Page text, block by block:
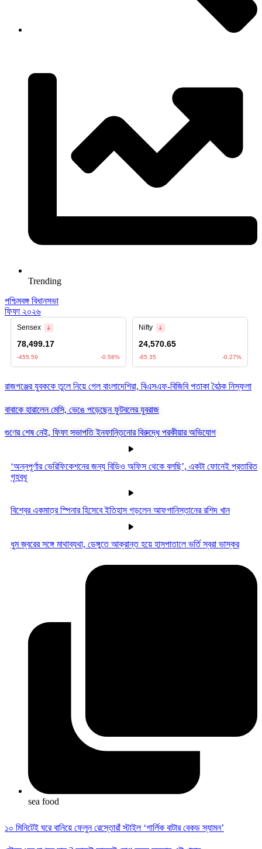
Trending
পশ্চিমবঙ্গ বিধানসভা
ফিফা ২০২৬
রাজগঞ্জের যুবককে তুলে নিয়ে গেল বাংলাদেশিরা, বিএসএফ-বিজিবি পতাকা বৈঠক নিস্ফলা
বাবাকে হারালেন মেসি, ভেঙে পড়েছেন ফুটবলের যুবরাজ
গুণের শেষ নেই, ফিফা সভাপতি ইনফান্তিনোর বিরুদ্ধে পরকীয়ার অভিযোগ
‘অন্নপূর্ণার ভেরিফিকেশনের জন্য বিডিও অফিস থেকে বলছি’, একটা ফোনেই প্রতারিত
গৃহবধূ
বিশ্বের একমাত্র স্পিনার হিসেবে ইতিহাস গড়লেন আফগানিস্তানের রশিদ খান
ধুম জ্বরের সঙ্গে মাথাব্যথা, ডেঙ্গুতে আক্রান্ত হয়ে হাসপাতালে ভর্তি স্বরা ভাস্কর
sea food
১০ মিনিটেই ঘরে বানিয়ে ফেলুন রেস্তোরাঁ স্টাইল ‘গার্লিক বাটার বেকড স্যামন’